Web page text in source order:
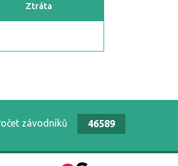
Ztráta
závodníků 46589